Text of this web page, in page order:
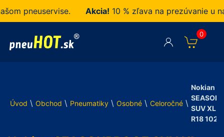
pneuservise. Akcia!10 % zľava na prezúvanie u nás
0
Úvod \ Obchod \ Pneumatiky \ Osobné \ Celoročné \
Nokian
SUV XL
R18 102V